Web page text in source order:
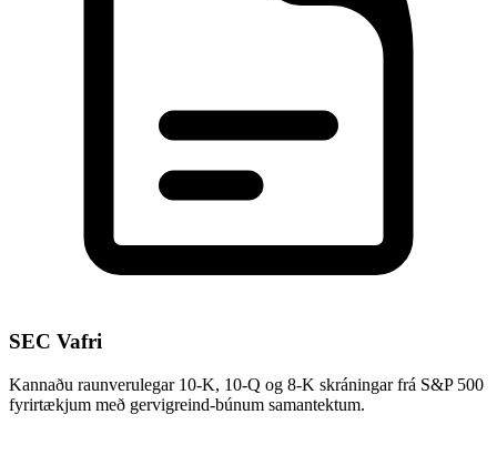
SEC Vafri
Kannaðu raunverulegar 10-K, 10-Q og 8-K skráningar frá S&P 500
fyrirtækjum með gervigreind-búnum samantektum.